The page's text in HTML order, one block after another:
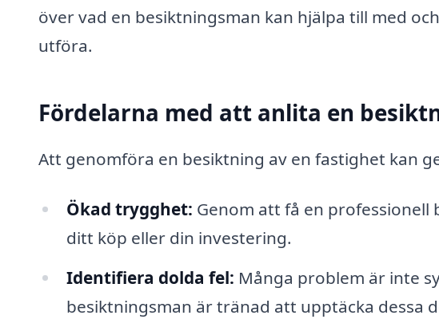
över vad en besiktningsman kan hjälpa till med
utföra.
Fördelarna med att anlita en
Att genomföra en besiktning av en fastighet kan
Ökad trygghet: Genom att få en
ditt köp eller din investering.
Identifiera dolda fel: Många problem är inte
besiktningsman är tränad att upptäcka dessa